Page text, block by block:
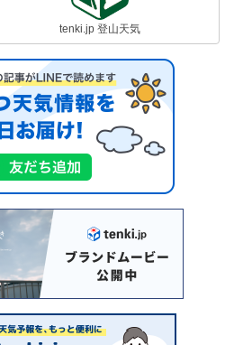
tenki.jp 登山天気